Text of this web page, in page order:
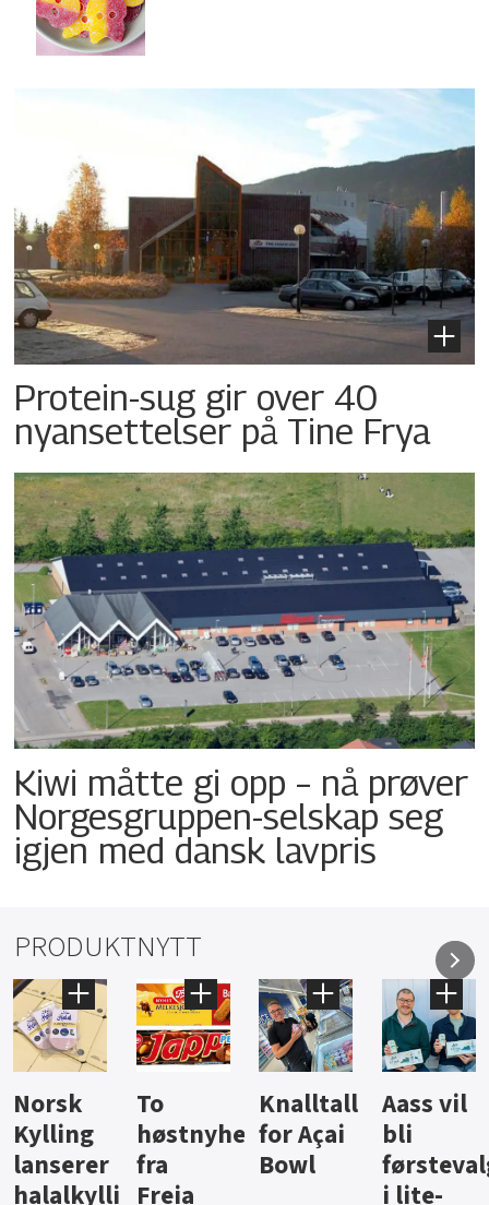
Protein-sug gir over 40
nyansettelser på Tine Frya
Kiwi måtte gi opp – nå prøver
Norgesgruppen-selskap seg
igjen med dansk lavpris
PRODUKTNYTT
Knalltall
for Açai
Bowl
Aass vil
bli
førstevalg
i lite-
Brus og
jus fra
Berentsen
Hard
iste fra
Hansa